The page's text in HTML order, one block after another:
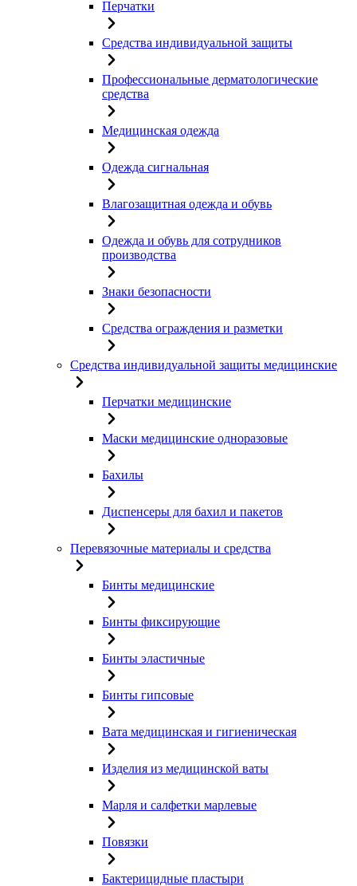
Перчатки
Средства индивидуальной защиты
Профессиональные дерматологические
средства
Медицинская одежда
Одежда сигнальная
Влагозащитная одежда и обувь
Одежда и обувь для сотрудников
производства
Знаки безопасности
Средства ограждения и разметки
Средства индивидуальной защиты медицинские
Перчатки медицинские
Маски медицинские одноразовые
Бахилы
Диспенсеры для бахил и пакетов
Перевязочные материалы и средства
Бинты медицинские
Бинты фиксирующие
Бинты эластичные
Бинты гипсовые
Вата медицинская и гигиеническая
Изделия из медицинской ваты
Марля и салфетки марлевые
Повязки
Бактерицидные пластыри